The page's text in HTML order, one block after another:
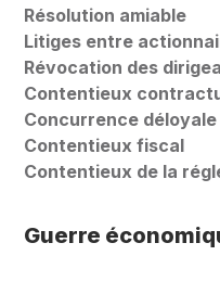
Résolution amiable
Litiges entre
Révocation des
Contentieux
Concurrence déloyale
Contentieux fiscal
Contentieux de la
Guerre